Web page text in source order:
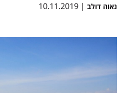
נאוה דולב | 10.11.2019